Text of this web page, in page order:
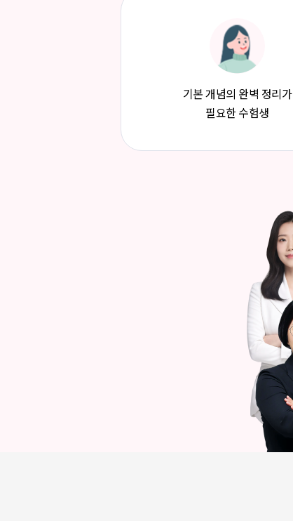
기본 개념의 완벽 정리가
필요한 수험생